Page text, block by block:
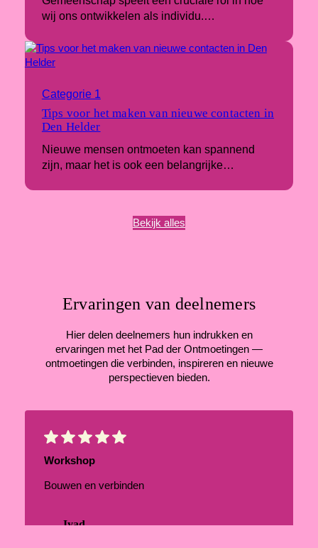
wij ons ontwikkelen als individu.…
Categorie 1
Tips voor het maken van nieuwe contacten in
Den Helder
Nieuwe mensen ontmoeten kan spannend
zijn, maar het is ook een belangrijke…
Bekijk alles
Ervaringen van deelnemers
Hier delen deelnemers hun indrukken en
ervaringen met het Pad der Ontmoetingen —
ontmoetingen die verbinden, inspireren en nieuwe
perspectieven bieden.
Workshop
Bouwen en verbinden
Iyad